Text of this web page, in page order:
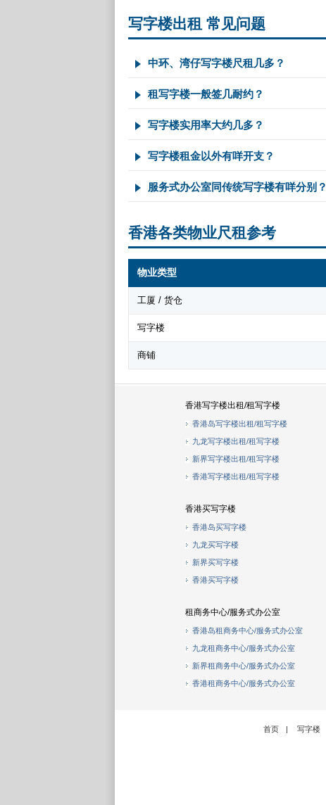
写字楼出租 常见问题
中环、湾仔写字楼尺租几多？
租写字楼一般签几耐约？
写字楼实用率大约几多？
写字楼租金以外有咩开支？
服务式办公室同传统写字楼有咩分别？
香港各类物业尺租参考
物业类型
工厦 / 货仓
写字楼
商铺
香港写字楼出租/租写字楼
香港岛写字楼出租/租写字楼
九龙写字楼出租/租写字楼
新界写字楼出租/租写字楼
香港写字楼出租/租写字楼
香港买写字楼
香港岛买写字楼
九龙买写字楼
新界买写字楼
香港买写字楼
租商务中心/服务式办公室
香港岛租商务中心/服务式办公室
九龙租商务中心/服务式办公室
新界租商务中心/服务式办公室
香港租商务中心/服务式办公室
首页 | 写字楼